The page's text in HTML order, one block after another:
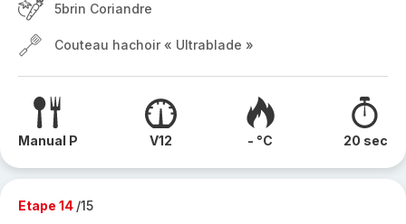
5brin Coriandre
Couteau hachoir « Ultrablade »
Manual P V12 - °C 20 sec
Etape 14 /15